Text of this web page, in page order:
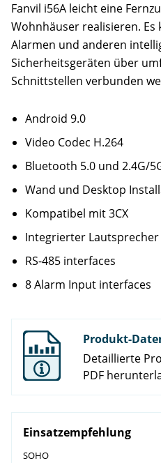
Fanvil i56A leicht eine
Wohnhäuser realisieren. Es
Alarmen und anderen
Sicherheitsgeräten über
Schnittstellen verbunden
Android 9.0
Video Codec H.264
Bluetooth 5.0 und 2.4G/
Wand und Desktop
Kompatibel mit 3CX
Integrierter Lautsprecher
RS-485 interfaces
8 Alarm Input interfaces
Produkt-
Detaillierte
PDF
Einsatzempfehlung
SOHO